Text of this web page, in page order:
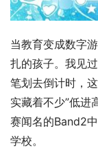
当教育变成数字
扎的孩子。我见
笔划去倒计时，
实藏着不少”低
赛闻名的Band2
学校。